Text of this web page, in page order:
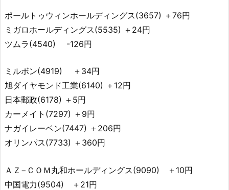
ポールトゥウィンホールディングス(3657) ＋76円
ミガロホールディングス(5535) ＋24円
ツムラ(4540) -126円
ミルボン(4919) ＋34円
旭ダイヤモンド工業(6140) ＋12円
日本郵政(6178) ＋5円
カーメイト(7297) ＋9円
ナガイレーベン(7447) ＋206円
オリンパス(7733) ＋360円
ＡＺ−ＣＯＭ丸和ホールディングス(9090) ＋10円
中国電力(9504) ＋21円